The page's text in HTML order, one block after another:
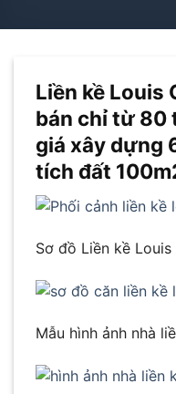
Liền kề Louis
bán chỉ từ 80
giá xây dựng
tích đất
Sơ đồ Liền kề
Mẫu hình ảnh nhà